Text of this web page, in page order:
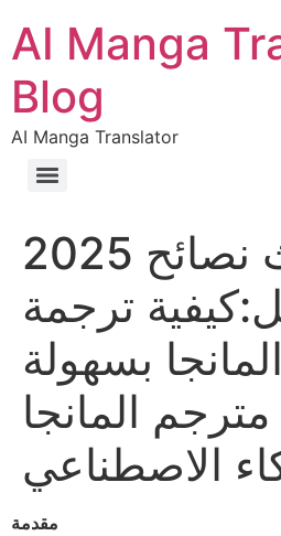
AI Manga
Blog
AI Manga Translator
2025 أحدث نصائح
ترجمة
بسهولة
المانجا
الاصطناعي
مقدمة